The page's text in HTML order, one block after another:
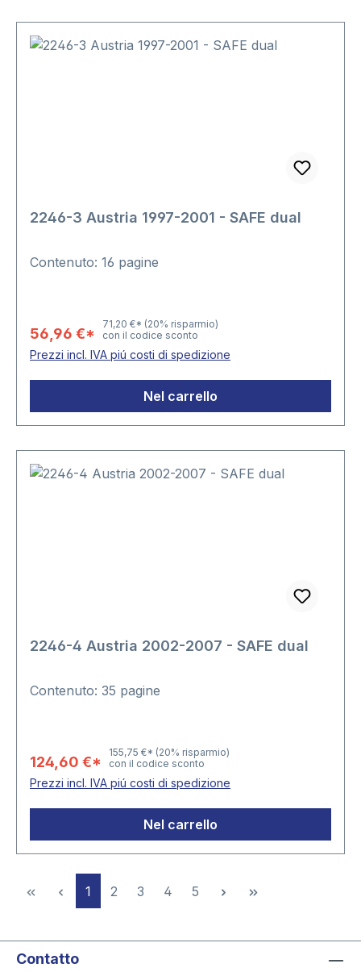
2246-3 Austria 1997-2001 - SAFE dual
Contenuto: 16 pagine
56,96 €*
71,20 €* (20% risparmio)
con il codice sconto
Prezzi incl. IVA piú costi di spedizione
Nel carrello
2246-4 Austria 2002-2007 - SAFE dual
Contenuto: 35 pagine
124,60 €*
155,75 €* (20% risparmio)
con il codice sconto
Prezzi incl. IVA piú costi di spedizione
Nel carrello
Pagina
1 Pagina
2 Pagina
3 Pagina
4 Pagina
5
Contatto